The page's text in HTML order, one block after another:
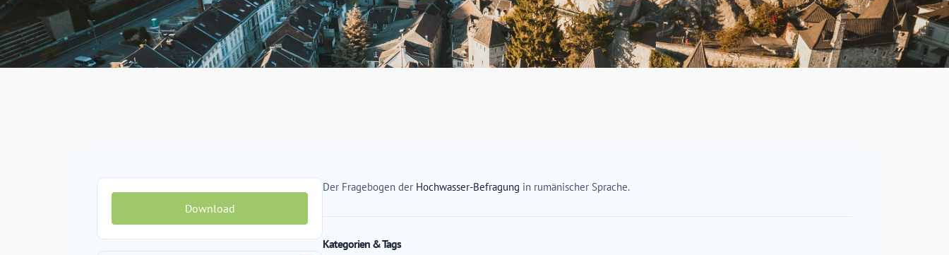
Download
Der Fragebogen der Hochwasser-Befragung in rumänischer Sprache.
Kategorien & Tags